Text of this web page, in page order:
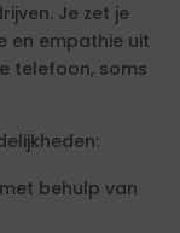
Je zet je
en empathie uit
telefoon, soms
behulp van